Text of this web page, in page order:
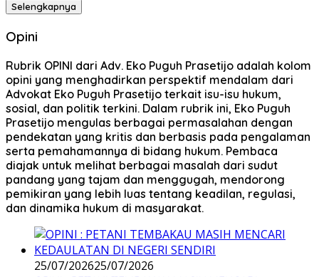
Selengkapnya
Opini
Rubrik OPINI dari Adv. Eko Puguh Prasetijo adalah kolom
opini yang menghadirkan perspektif mendalam dari
Advokat Eko Puguh Prasetijo terkait isu-isu hukum,
sosial, dan politik terkini. Dalam rubrik ini, Eko Puguh
Prasetijo mengulas berbagai permasalahan dengan
pendekatan yang kritis dan berbasis pada pengalaman
serta pemahamannya di bidang hukum. Pembaca
diajak untuk melihat berbagai masalah dari sudut
pandang yang tajam dan menggugah, mendorong
pemikiran yang lebih luas tentang keadilan, regulasi,
dan dinamika hukum di masyarakat.
25/07/202625/07/2026